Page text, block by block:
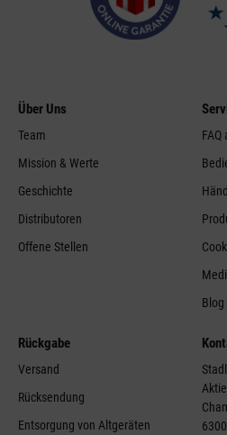
Über Uns
Team
Mission & Werte
Geschichte
Distributoren
Offene Stellen
Rückgabe
Versand
Rücksendung
Entsorgung von Altgeräten